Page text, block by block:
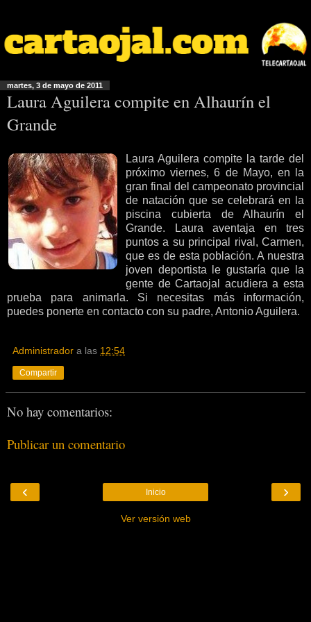
martes, 3 de mayo de 2011
Laura Aguilera compite en Alhaurín el
Grande
Laura Aguilera compite la tarde del
próximo viernes, 6 de Mayo, en la
gran final del campeonato provincial
de natación que se celebrará en la
piscina cubierta de Alhaurín el
Grande. Laura aventaja en tres
puntos a su principal rival, Carmen,
que es de esta población. A nuestra
joven deportista le gustaría que la
gente de Cartaojal acudiera a esta
prueba para animarla. Si necesitas más información,
puedes ponerte en contacto con su padre, Antonio Aguilera.
Administrador a las 12:54
Compartir
No hay comentarios:
Publicar un comentario
‹ ›
Inicio
Ver versión web